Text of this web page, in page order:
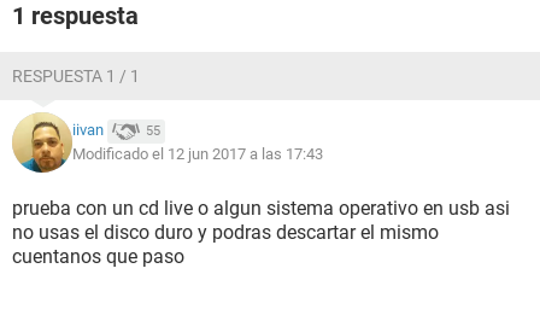
1 respuesta
RESPUESTA 1 / 1
iivan 55
Modificado el 12 jun 2017 a las 17:43
prueba con un cd live o algun sistema operativo en usb asi
no usas el disco duro y podras descartar el mismo
cuentanos que paso